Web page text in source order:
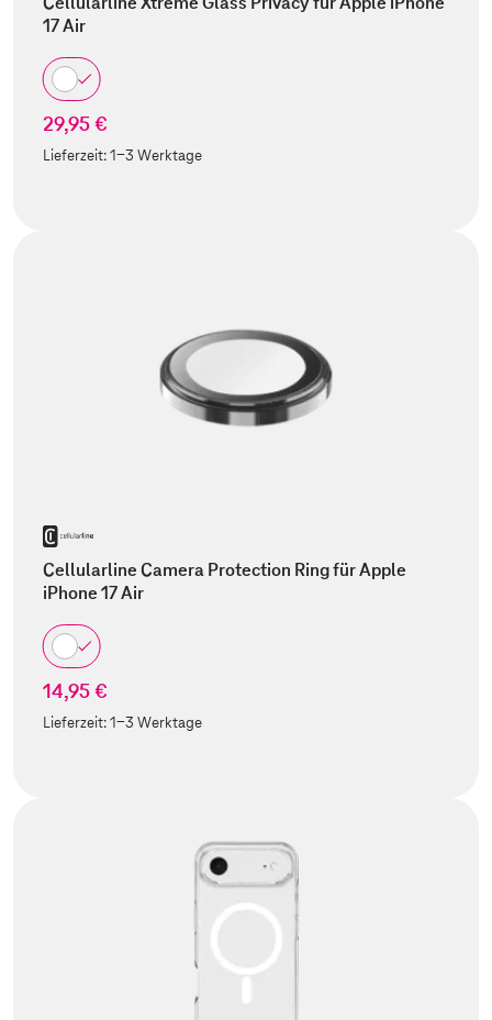
17 Air
29,95 €
Lieferzeit:1-3 Werktage
Cellularline Camera Protection Ring für Apple
iPhone 17 Air
14,95 €
Lieferzeit:1-3 Werktage